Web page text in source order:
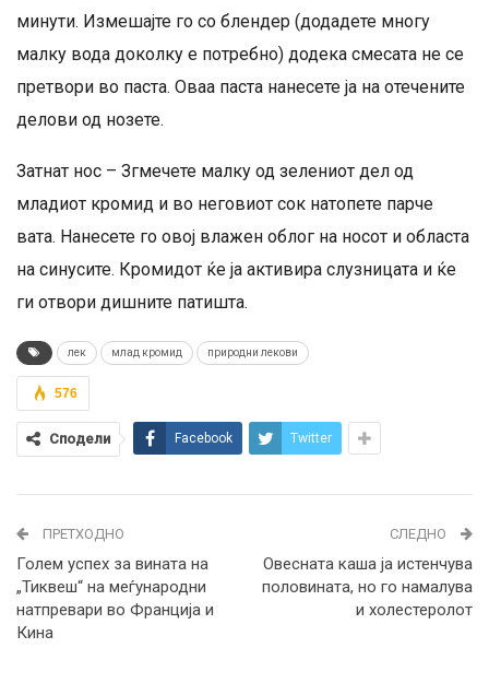
минути. Измешајте го со блендер (додадете многу
малку вода доколку е потребно) додека смесата не се
претвори во паста. Оваа паста нанесете ја на отечените
делови од нозете.
Затнат нос – Згмечете малку од зелениот дел од
младиот кромид и во неговиот сок натопете парче
вата. Нанесете го овој влажен облог на носот и областа
на синусите. Кромидот ќе ја активира слузницата и ќе
ги отвори дишните патишта.
лек млад кромид природни лекови
576
Сподели Facebook Twitter
ПРЕТХОДНО
Голем успех за вината на
„Тиквеш“ на меѓународни
натпревари во Франција и
Кина
СЛЕДНО
Овесната каша ја истенчува
половината, но го намалува
и холестеролот